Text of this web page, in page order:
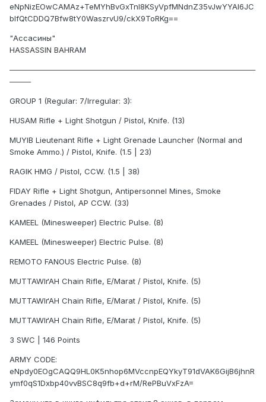
eNpNizEOwCAMAz+TeMYhBvGxTnl8KSyVpfMNdnZ35vJwYYAl6JC
bIfQtCDDQ7Bfw8tY0WaszrvU9/ckX9ToRKg==
"Ассасины"
HASSASSIN BAHRAM
──────────────────────────────────────────────
────
GROUP 1 (Regular: 7/Irregular: 3):
HUSAM Rifle + Light Shotgun / Pistol, Knife. (13)
MUYIB Lieutenant Rifle + Light Grenade Launcher (Normal and
Smoke Ammo.) / Pistol, Knife. (1.5 | 23)
RAGIK HMG / Pistol, CCW. (1.5 | 38)
FIDAY Rifle + Light Shotgun, Antipersonnel Mines, Smoke
Grenades / Pistol, AP CCW. (33)
KAMEEL (Minesweeper) Electric Pulse. (8)
KAMEEL (Minesweeper) Electric Pulse. (8)
REMOTO FANOUS Electric Pulse. (8)
MUTTAWIґAH Chain Rifle, E/Marat / Pistol, Knife. (5)
MUTTAWIґAH Chain Rifle, E/Marat / Pistol, Knife. (5)
MUTTAWIґAH Chain Rifle, E/Marat / Pistol, Knife. (5)
3 SWC | 146 Points
ARMY CODE:
eNpdy0EOgCAQQ9HL0K5nhop6MVccnpEQYkyT91dVAK6GijB6jhnR
ymf0qS1Dxbp40vvBSC8q9fb+d+rM/RePBuVxFzA=